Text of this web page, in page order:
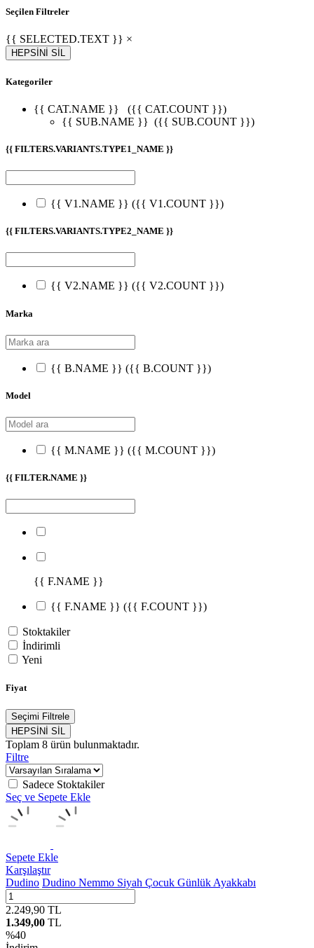
Seçilen Filtreler
{{ SELECTED.TEXT }} ×
HEPSİNİ SİL
Kategoriler
{{ CAT.NAME }}
({{ CAT.COUNT }})
{{ SUB.NAME }} ({{ SUB.COUNT }})
{{ FILTERS.VARIANTS.TYPE1_NAME }}
{{ V1.NAME }} ({{ V1.COUNT }})
{{ FILTERS.VARIANTS.TYPE2_NAME }}
{{ V2.NAME }} ({{ V2.COUNT }})
Marka
{{ B.NAME }} ({{ B.COUNT }})
Model
{{ M.NAME }} ({{ M.COUNT }})
{{ FILTER.NAME }}
{{ F.NAME }}
{{ F.NAME }} ({{ F.COUNT }})
Stoktakiler
İndirimli
Yeni
Fiyat
Seçimi Filtrele
HEPSİNİ SİL
Toplam 8 ürün bulunmaktadır.
Filtre
Sadece Stoktakiler
Seç ve Sepete Ekle
Sepete Ekle
Karşılaştır
Dudino Dudino Nemmo Siyah Çocuk Günlük Ayakkabı
2.249,90 TL
1.349,00 TL
%40